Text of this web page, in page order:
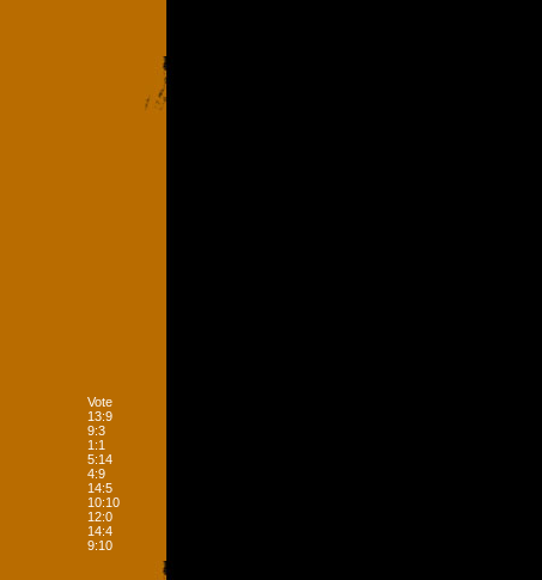
Vote
13:9
9:3
1:1
5:14
4:9
14:5
10:10
12:0
14:4
9:10